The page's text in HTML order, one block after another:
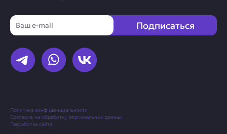
Email
Подписаться
Политика конфиденциальности
Согласие на обработку персональных данных
Разработка сайта